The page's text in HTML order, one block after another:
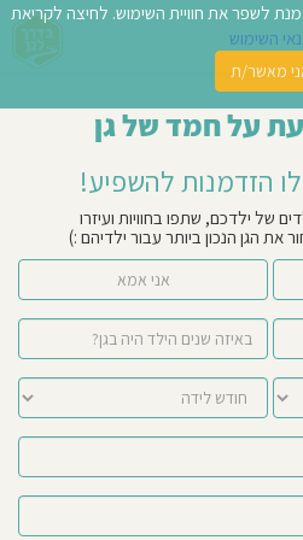
על חמד של גן
הזדמנות להשפיע!
של ילדכם, שתפו בחוויות ועיזרו
את הגן הנכון ביותר עבור ילדיהם :)
אני אמא
לשפר את חוויית השימוש. לחיצה לקריאת
השימוש
מאשר/ת